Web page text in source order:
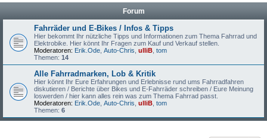
Forum
Fahrräder und E-Bikes / Infos & Tipps
Hier bekommt Ihr nützliche Tipps und Informationen zum Thema Fahrrad und
Elektrobike. Hier könnt Ihr Fragen zum Kauf und Verkauf stellen.
Moderatoren: Erik.Ode Auto-Chris ulliB tom
Themen: 14
Alle Fahrradmarken, Lob & Kritik
Hier könnt Ihr Eure Erfahrungen und Erlebnisse rund ums Fahrradfahren
diskutieren / Berichte über Bikes und E-Fahrräder schreiben / Eure Meinung
loswerden / hier kann alles rein was zum Thema Fahrrad passt.
Moderatoren: Erik.Ode Auto-Chris ulliB tom
Themen: 6